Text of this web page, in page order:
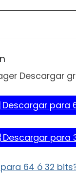
Descargar
Descargar para
Descargar para
64 ó 32